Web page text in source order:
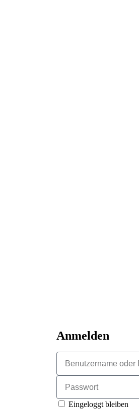
Anmelden
Eingeloggt bleiben